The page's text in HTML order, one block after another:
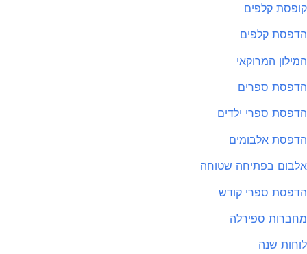
קלפים
קלפים
המרוקאי
ספרים
ספרי ילדים
אלבומים
בפתיחה שטוחה
ספרי קודש
ספירלה
שנה